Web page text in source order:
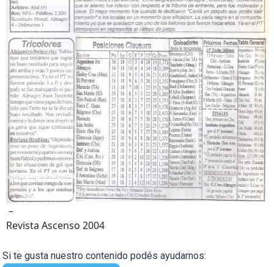
–
Revista Ascenso 2004
Si te gusta nuestro contenido podés ayudarnos: